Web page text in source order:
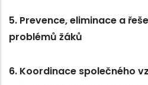
5. Prevence, eliminace a
problémů žáků
6. Koordinace společného